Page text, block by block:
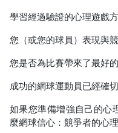
學習經過驗證的心理遊戲
您（或您的球員）表現與
您是否為比賽帶來了最好
成功的網球運動員已經確
如果您準備增強自己的心
麼網球信心：競爭者的心